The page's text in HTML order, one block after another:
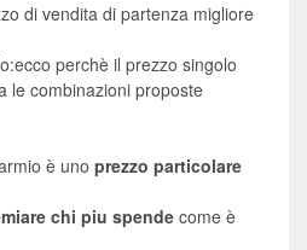
di vendita di partenza migliore
perchè il prezzo singolo
le combinazioni proposte
è uno prezzo particolare
chi piu spende come è